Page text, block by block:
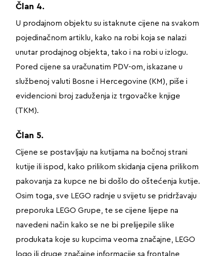
Član 4.
U prodajnom objektu su istaknute cijene na svakom
pojedinačnom artiklu, kako na robi koja se nalazi
unutar prodajnog objekta, tako i na robi u izlogu.
Pored cijene sa uračunatim PDV-om, iskazane u
službenoj valuti Bosne i Hercegovine (KM), piše i
evidencioni broj zaduženja iz trgovačke knjige
(TKM).
Član 5.
Cijene se postavljaju na kutijama na bočnoj strani
kutije ili ispod, kako prilikom skidanja cijena prilikom
pakovanja za kupce ne bi došlo do oštećenja kutije.
Osim toga, sve LEGO radnje u svijetu se pridržavaju
preporuka LEGO Grupe, te se cijene lijepe na
navedeni način kako se ne bi prelijepile slike
produkata koje su kupcima veoma značajne, LEGO
logo ili druge značajne informacije sa frontalne